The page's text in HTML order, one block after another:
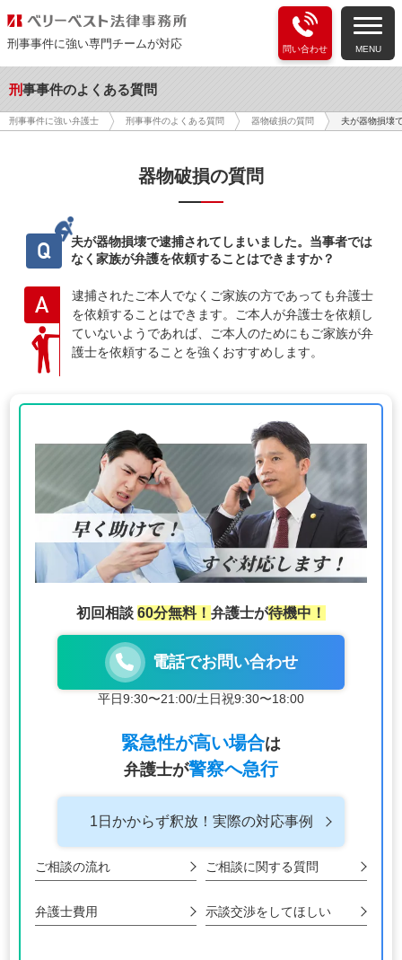
刑事事件に強い専門チームが対応 問い合わせ MENU
刑事事件のよくある質問
刑事事件に強い弁護士 刑事事件のよくある質問 器物破損の質問 夫が器物損壊
器物破損の質問
Q
夫が器物損壊で逮捕されてしまいました。当事者では
なく家族が弁護を依頼することはできますか？
A
逮捕されたご本人でなくご家族の方であっても弁護士
を依頼することはできます。ご本人が弁護士を依頼し
ていないようであれば、ご本人のためにもご家族が弁
護士を依頼することを強くおすすめします。
初回相談 60分無料！ 弁護士が待機中！
電話でお問い合わせ
平日9:30〜21:00/土日祝9:30〜18:00
緊急性が高い場合は
弁護士が警察へ急行
1日かからず釈放！ 実際の対応事例
ご相談の流れ ご相談に関する質問
弁護士費用 示談交渉をしてほしい